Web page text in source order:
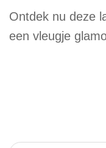
Ontdek nu deze
een vleugje